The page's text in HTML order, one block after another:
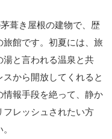
葺き屋根の建物で、歴
館です。初夏には、旅
と言われる温泉と共
から開放してくれると
報手段を絶って、静か
フレッシュされたい方